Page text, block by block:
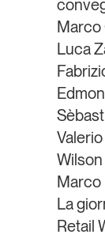
Marco
Luca
Marco
La
Retail